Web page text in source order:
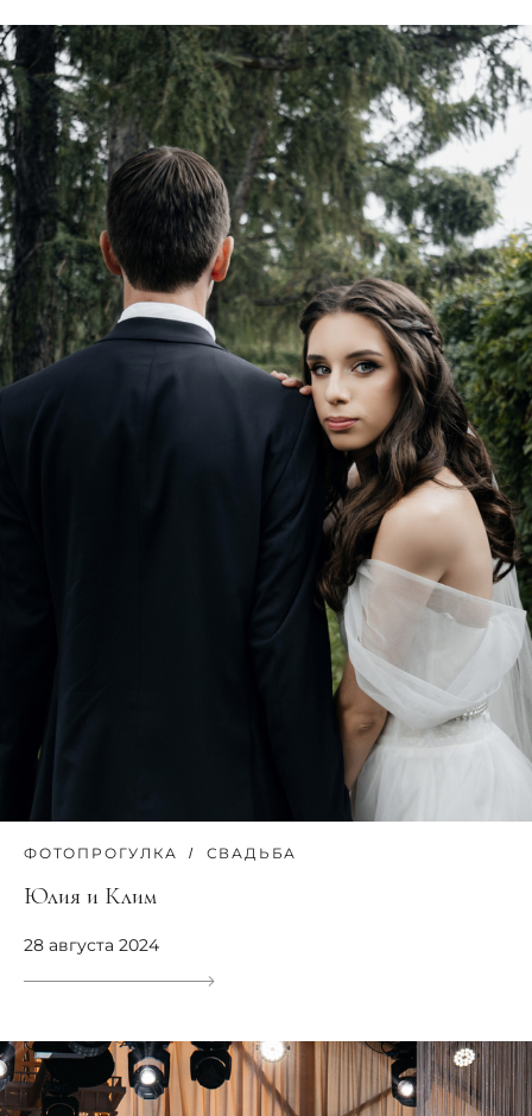
ФОТОПРОГУЛКА СВАДЬБА
Юлия и Клим
28 августа 2024